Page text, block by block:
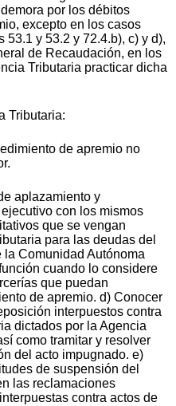
por los débitos
excepto en los casos
y 53.2 y 72.4.b), c) y d),
de Recaudación, en los
Tributaria practicar dicha
Tributaria:
de apremio no
aplazamiento y
con los mismos
que se vengan
para las deudas del
Comunidad Autónoma
cuando lo considere
que puedan
de apremio. d) Conocer
interpuestos contra
dictados por la Agencia
como tramitar y resolver
del acto impugnado. e)
de suspensión del
las reclamaciones
contra actos de